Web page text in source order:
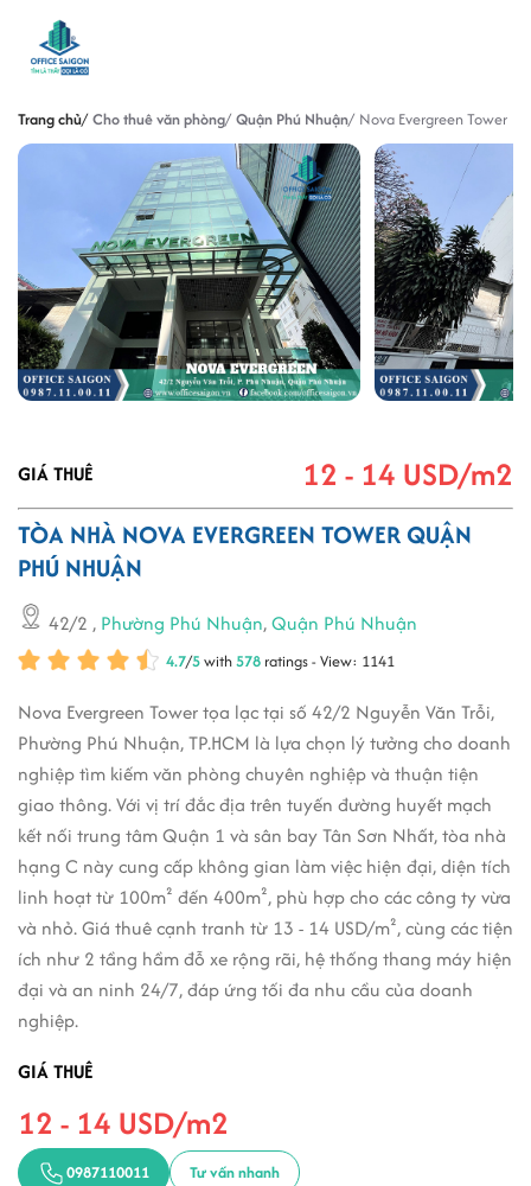
Trang chủ Cho thuê văn phòng Quận Phú Nhuận Nova Evergreen Tower
GIÁ THUÊ 12 - 14 USD/m2
TÒA NHÀ NOVA EVERGREEN TOWER QUẬN
PHÚ NHUẬN
42/2 , Phường Phú Nhuận,Quận Phú Nhuận
4.7/5with578 ratings - View: 1141
Nova Evergreen Tower tọa lạc tại số 42/2 Nguyễn Văn Trỗi,
Phường Phú Nhuận, TP.HCM là lựa chọn lý tưởng cho doanh
nghiệp tìm kiếm văn phòng chuyên nghiệp và thuận tiện
giao thông. Với vị trí đắc địa trên tuyến đường huyết mạch
kết nối trung tâm Quận 1 và sân bay Tân Sơn Nhất, tòa nhà
hạng C này cung cấp không gian làm việc hiện đại, diện tích
linh hoạt từ 100m² đến 400m², phù hợp cho các công ty vừa
và nhỏ. Giá thuê cạnh tranh từ 13 - 14 USD/m², cùng các tiện
ích như 2 tầng hầm đỗ xe rộng rãi, hệ thống thang máy hiện
đại và an ninh 24/7, đáp ứng tối đa nhu cầu của doanh
nghiệp.
GIÁ THUÊ
12 - 14 USD/m2
0987110011 Tư vấn nhanh